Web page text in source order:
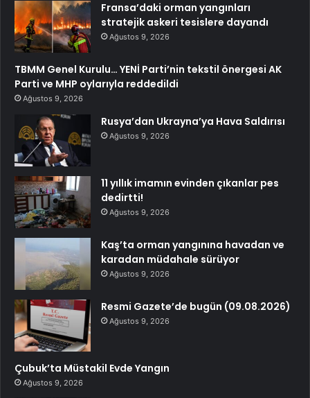
Fransa’daki orman yangınları
stratejik askeri tesislere dayandı
Ağustos 9, 2026
TBMM Genel Kurulu… YENİ Parti’nin tekstil önergesi AK
Parti ve MHP oylarıyla reddedildi
Ağustos 9, 2026
Rusya’dan Ukrayna’ya Hava Saldırısı
Ağustos 9, 2026
11 yıllık imamın evinden çıkanlar pes
dedirtti!
Ağustos 9, 2026
Kaş’ta orman yangınına havadan ve
karadan müdahale sürüyor
Ağustos 9, 2026
Resmi Gazete’de bugün (09.08.2026)
Ağustos 9, 2026
Çubuk’ta Müstakil Evde Yangın
Ağustos 9, 2026